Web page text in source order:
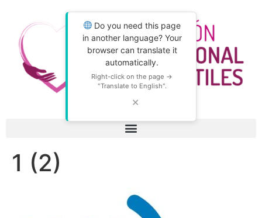
Do you need this page
in another language? Your
browser can translate it
automatically.
Right-click on the page →
"Translate to English".
✕
1 (2)